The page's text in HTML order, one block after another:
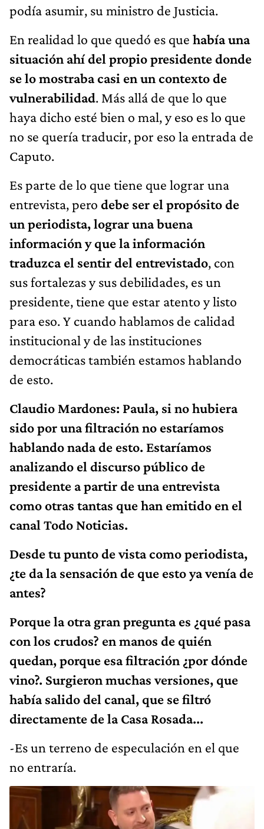
podía asumir, su ministro de Justicia.
En realidad lo que quedó es que había una
situación ahí del propio presidente donde
se lo mostraba casi en un contexto de
vulnerabilidad. Más allá de que lo que
haya dicho esté bien o mal, y eso es lo que
no se quería traducir, por eso la entrada de
Caputo.
Es parte de lo que tiene que lograr una
entrevista, pero debe ser el propósito de
un periodista, lograr una buena
información y que la información
traduzca el sentir del entrevistado, con
sus fortalezas y sus debilidades, es un
presidente, tiene que estar atento y listo
para eso. Y cuando hablamos de calidad
institucional y de las instituciones
democráticas también estamos hablando
de esto.
Claudio Mardones: Paula, si no hubiera
sido por una filtración no estaríamos
hablando nada de esto. Estaríamos
analizando el discurso público de
presidente a partir de una entrevista
como otras tantas que han emitido en el
canal Todo Noticias.
Desde tu punto de vista como periodista,
¿te da la sensación de que esto ya venía de
antes?
Porque la otra gran pregunta es ¿qué pasa
con los crudos? en manos de quién
quedan, porque esa filtración ¿por dónde
vino?. Surgieron muchas versiones, que
había salido del canal, que se filtró
directamente de la Casa Rosada...
-Es un terreno de especulación en el que
no entraría.